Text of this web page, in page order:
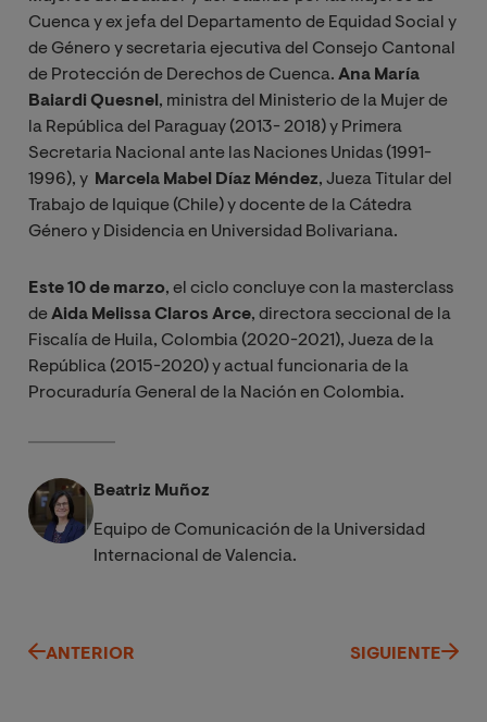
Cuenca y ex jefa del Departamento de Equidad Social y
de Género y secretaria ejecutiva del Consejo Cantonal
de Protección de Derechos de Cuenca. Ana María
Baiardi Quesnel , ministra del Ministerio de la Mujer de
la República del Paraguay (2013- 2018) y Primera
Secretaria Nacional ante las Naciones Unidas (1991-
1996), y Marcela Mabel Díaz Méndez, Jueza Titular del
Trabajo de Iquique (Chile) y docente de la Cátedra
Género y Disidencia en Universidad Bolivariana.
Este 10 de marzo, el ciclo concluye con la masterclass
deAida Melissa Claros Arce, directora seccional de la
Fiscalía de Huila, Colombia (2020-2021), Jueza de la
República (2015-2020) y actual funcionaria de la
Procuraduría General de la Nación en Colombia.
Beatriz Muñoz
Equipo de Comunicación de la Universidad
Internacional de Valencia.
ANTERIOR SIGUIENTE